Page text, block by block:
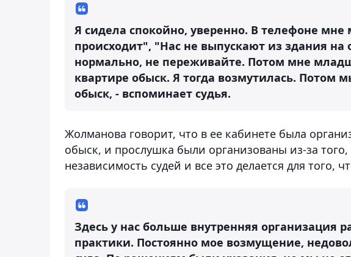
Я сидела спокойно, уверенно. В телефоне
происходит", "Нас не выпускают из здания на
нормально, не переживайте. Потом мне
квартире обыск. Я тогда возмутилась. Потом
обыск, - вспоминает судья.
Жолманова говорит, что в ее кабинете была
обыск, и прослушка были организованы из-за того,
независимость судей и все это делается для того,
Здесь у нас больше внутренняя организация
практики. Постоянно мое возмущение,